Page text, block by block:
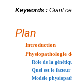
Keywords : Giant
Plan
Introduction
Physiopathologie
Rôle de la
Quel est le
Modèle